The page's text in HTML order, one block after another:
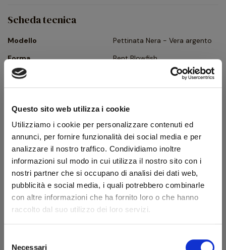
Questo sito web utilizza i cookie
Utilizziamo i cookie per personalizzare contenuti ed
annunci, per fornire funzionalità dei social media e per
analizzare il nostro traffico. Condividiamo inoltre
informazioni sul modo in cui utilizza il nostro sito con i
nostri partner che si occupano di analisi dei dati web,
pubblicità e social media, i quali potrebbero combinarle
con altre informazioni che ha fornito loro o che hanno
raccolto dal suo utilizzo dei loro servizi.
Necessari
Scheda tecnica
Modello
Pettinata Nera - Vera argento
Forma
Bent Blowfish
Tipologia
Colore
Nero
Bocchino
Metacrilato
Foro bocchino (mm)
3
Filtro
No
Peso (g)
55
Ghiera
Argento